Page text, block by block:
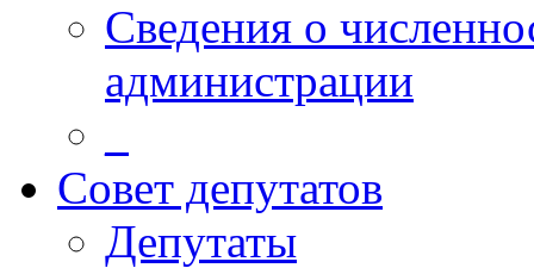
Сведения о
администрации
Совет депутатов
Депутаты